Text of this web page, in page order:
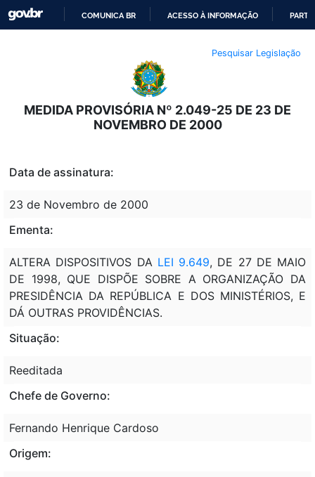
O
CONTEÚDO
COMUNICA BR ACESSO À INFORMAÇÃO
Pesquisar Legislação
MEDIDA PROVISÓRIA Nº 2.049-25 DE 23 DE
NOVEMBRO DE 2000
Data de assinatura:
23 de Novembro de 2000
Ementa:
ALTERA DISPOSITIVOS DA LEI 9.649, DE 27 DE MAIO
DE 1998, QUE DISPÕE SOBRE A ORGANIZAÇÃO DA
PRESIDÊNCIA DA REPÚBLICA E DOS MINISTÉRIOS, E
DÁ OUTRAS PROVIDÊNCIAS.
Situação:
Reeditada
Chefe de Governo:
Fernando Henrique Cardoso
Origem: